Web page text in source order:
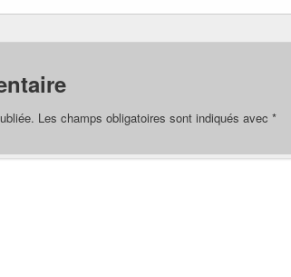
Les champs obligatoires sont indiqués avec *